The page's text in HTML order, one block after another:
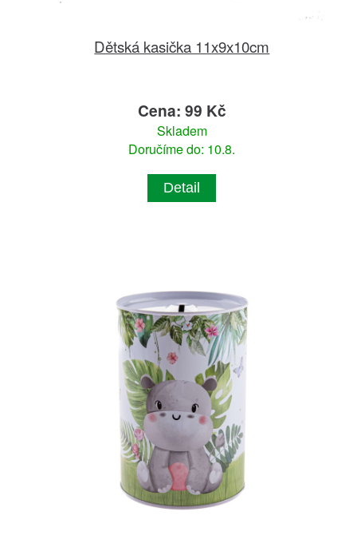
Dětská kasička 11x9x10cm
Cena: 99 Kč
Skladem
Doručíme do: 10.8.
Detail